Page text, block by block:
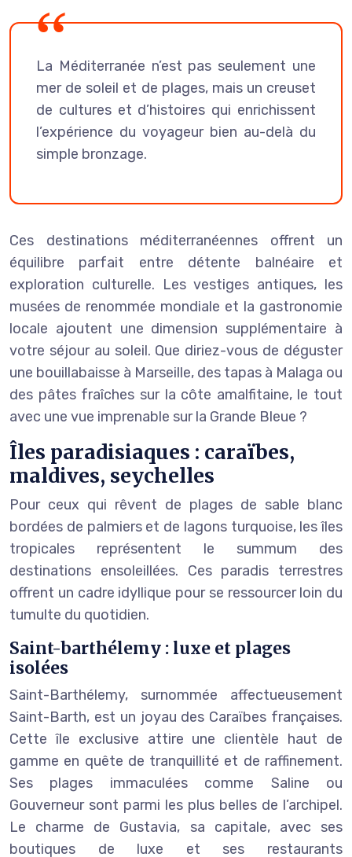
La Méditerranée n’est pas seulement une
mer de soleil et de plages, mais un creuset
de cultures et d’histoires qui enrichissent
l’expérience du voyageur bien au-delà du
simple bronzage.
Ces destinations méditerranéennes offrent un
équilibre parfait entre détente balnéaire et
exploration culturelle. Les vestiges antiques, les
musées de renommée mondiale et la gastronomie
locale ajoutent une dimension supplémentaire à
votre séjour au soleil. Que diriez-vous de déguster
une bouillabaisse à Marseille, des tapas à Malaga ou
des pâtes fraîches sur la côte amalfitaine, le tout
avec une vue imprenable sur la Grande Bleue ?
Îles paradisiaques : caraïbes,
maldives, seychelles
Pour ceux qui rêvent de plages de sable blanc
bordées de palmiers et de lagons turquoise, les îles
tropicales représentent le summum des
destinations ensoleillées. Ces paradis terrestres
offrent un cadre idyllique pour se ressourcer loin du
tumulte du quotidien.
Saint-barthélemy : luxe et plages
isolées
Saint-Barthélemy, surnommée affectueusement
Saint-Barth, est un joyau des Caraïbes françaises.
Cette île exclusive attire une clientèle haut de
gamme en quête de tranquillité et de raffinement.
Ses plages immaculées comme Saline ou
Gouverneur sont parmi les plus belles de l’archipel.
Le charme de Gustavia, sa capitale, avec ses
boutiques de luxe et ses restaurants